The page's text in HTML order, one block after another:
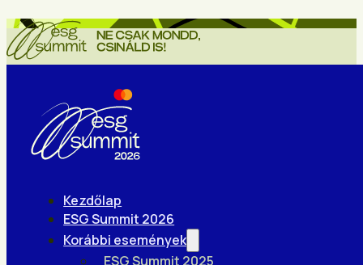
Kezdőlap
ESG Summit 2026
Korábbi események
ESG Summit 2025